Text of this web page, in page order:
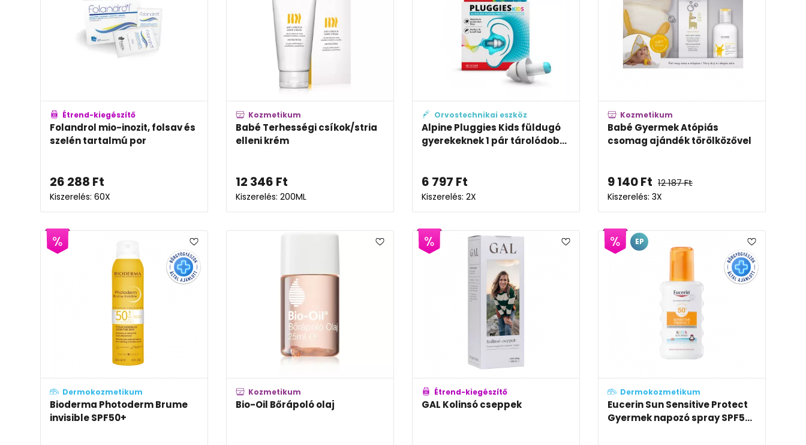
Étrend-kiegészítő
Folandrol mio-inozit, folsav és
szelén tartalmú por
26 288 Ft
Kiszerelés: 60X
Kozmetikum
Babé Terhességi csíkok/stria
elleni krém
12 346 Ft
Kiszerelés: 200ML
Orvostechnikai eszköz
Alpine Pluggies Kids füldugó
gyerekeknek 1 pár tárolódob...
6 797 Ft
Kiszerelés: 2X
Kozmetikum
Babé Gyermek Atópiás
csomag ajándék törölközővel
9 140Ft 12 187Ft
Kiszerelés: 3X
Dermokozmetikum
Bioderma Photoderm Brume
invisible SPF50+
Kozmetikum
Bio-Oil Bőrápoló olaj
Étrend-kiegészítő
GAL Kolinsó cseppek
Dermokozmetikum
Eucerin Sun Sensitive Protect
Gyermek napozó spray SPF5...
EP